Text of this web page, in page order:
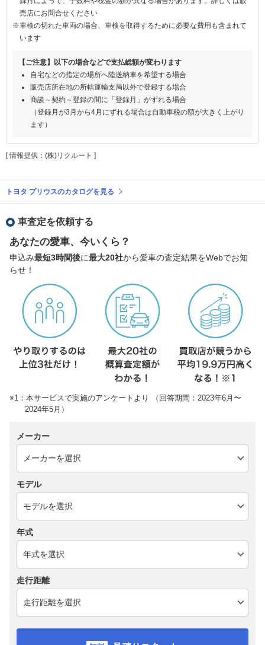
売店にお問合せください
※車検の切れた車両の場合、車検を取得するために必要な費用も含まれて
います
【ご注意】以下の場合などで支払総額が変わります
自宅などの指定の場所へ陸送納車を希望する場合
販売店所在地の所轄運輸支局以外で登録する場合
商談～契約～登録の間に「登録月」がずれる場合
（登録月が3月から4月にずれる場合は自動車税の額が大きく上がり
ます）
[ 情報提供：(株)リクルート ]
トヨタ プリウスのカタログを見る
車査定を依頼する
あなたの愛車、今いくら？
申込み最短3時間後に最大20社から愛車の査定結果をWebでお知
らせ！
※1：本サービスで実施のアンケートより （回答期間：2023年6月〜
2024年5月）
メーカー
モデル
年式
走行距離